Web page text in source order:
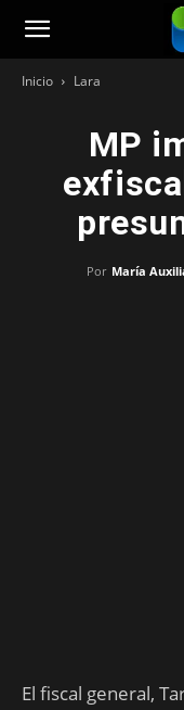
Noticias251
Inicio Lara
MP
Por María
El fiscal general,